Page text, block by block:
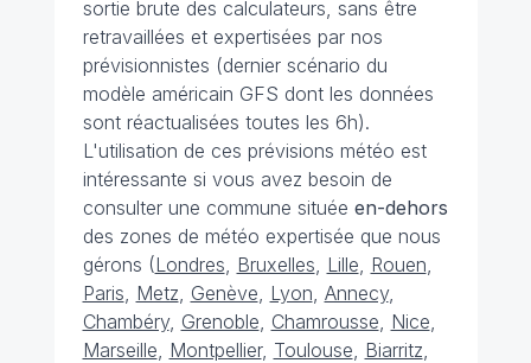
sortie brute des calculateurs, sans être
retravaillées et expertisées par nos
prévisionnistes (dernier scénario du
modèle américain GFS dont les données
sont réactualisées toutes les 6h).
L'utilisation de ces prévisions météo est
intéressante si vous avez besoin de
consulter une commune située en-dehors
des zones de météo expertisée que nous
gérons (Londres, Bruxelles, Lille, Rouen,
Paris, Metz, Genève, Lyon, Annecy,
Chambéry, Grenoble, Chamrousse, Nice,
Marseille, Montpellier, Toulouse, Biarritz,